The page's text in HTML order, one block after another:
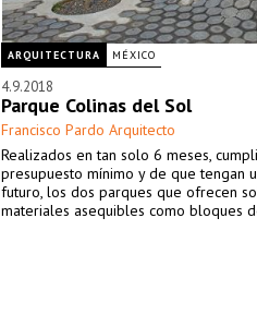
ARQUITECTURA MÉXICO
4.9.2018
Parque Colinas del Sol
Francisco Pardo Arquitecto
Realizados en tan solo 6 meses,
presupuesto mínimo y de que tengan
futuro, los dos parques que ofrecen
materiales asequibles como bloques